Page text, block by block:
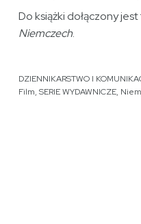
Do książki dołączony
Niemczech.
DZIENNIKARSTWO I
Film, SERIE WYDAWNICZE,